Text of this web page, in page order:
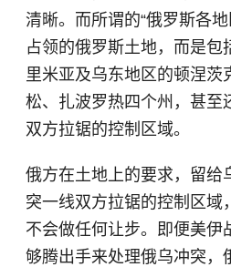
清晰。而所谓的“俄罗斯各
占领的俄罗斯土地，而是包
里米亚及乌东地区的顿涅茨
松、扎波罗热四个州，甚至
双方拉锯的控制区域。
俄方在土地上的要求，留给
突一线双方拉锯的控制区域
不会做任何让步。即便美伊
够腾出手来处理俄乌冲突，